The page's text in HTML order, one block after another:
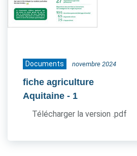
Documents novembre 2024
fiche agriculture
Aquitaine - 1
Télécharger la version .pdf